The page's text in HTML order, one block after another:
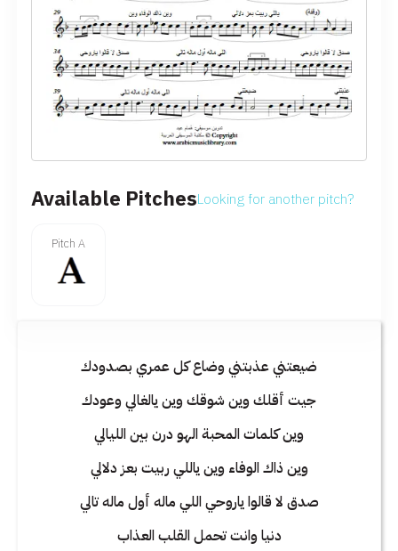
Available PitchesLooking for another pitch?
Pitch A
ضيعتني عذبتني وضاع كل عمري بصدودك
جيت أقلك وين شوقك وين يالغالي وعودك
وين كلمات المحبة الهو درن بين الليالي
وين ذاك الوفاء وين ياللي ربيت بعز دلالي
صدق لا قالوا ياروحي اللي ماله أول ماله تالي
دنيا وانت تحمل القلب العذاب